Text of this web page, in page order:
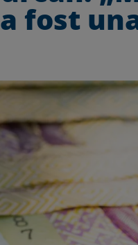
fost